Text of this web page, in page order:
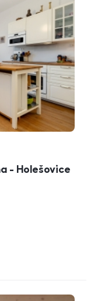
- Holešovice